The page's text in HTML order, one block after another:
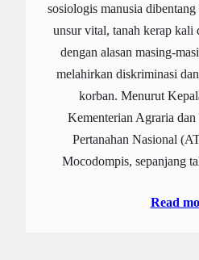
sosiologis manusia dibentang
unsur vital, tanah kerap kali
dengan alasan masing-
melahirkan diskriminasi
korban. Menurut
Kementerian Agraria dan
Pertanahan Nasional
Mocodompis, sepanjang
Read